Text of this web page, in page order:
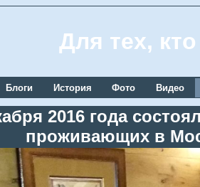
Для тех,
Блоги История Фото Видео
2016 года
проживающих в